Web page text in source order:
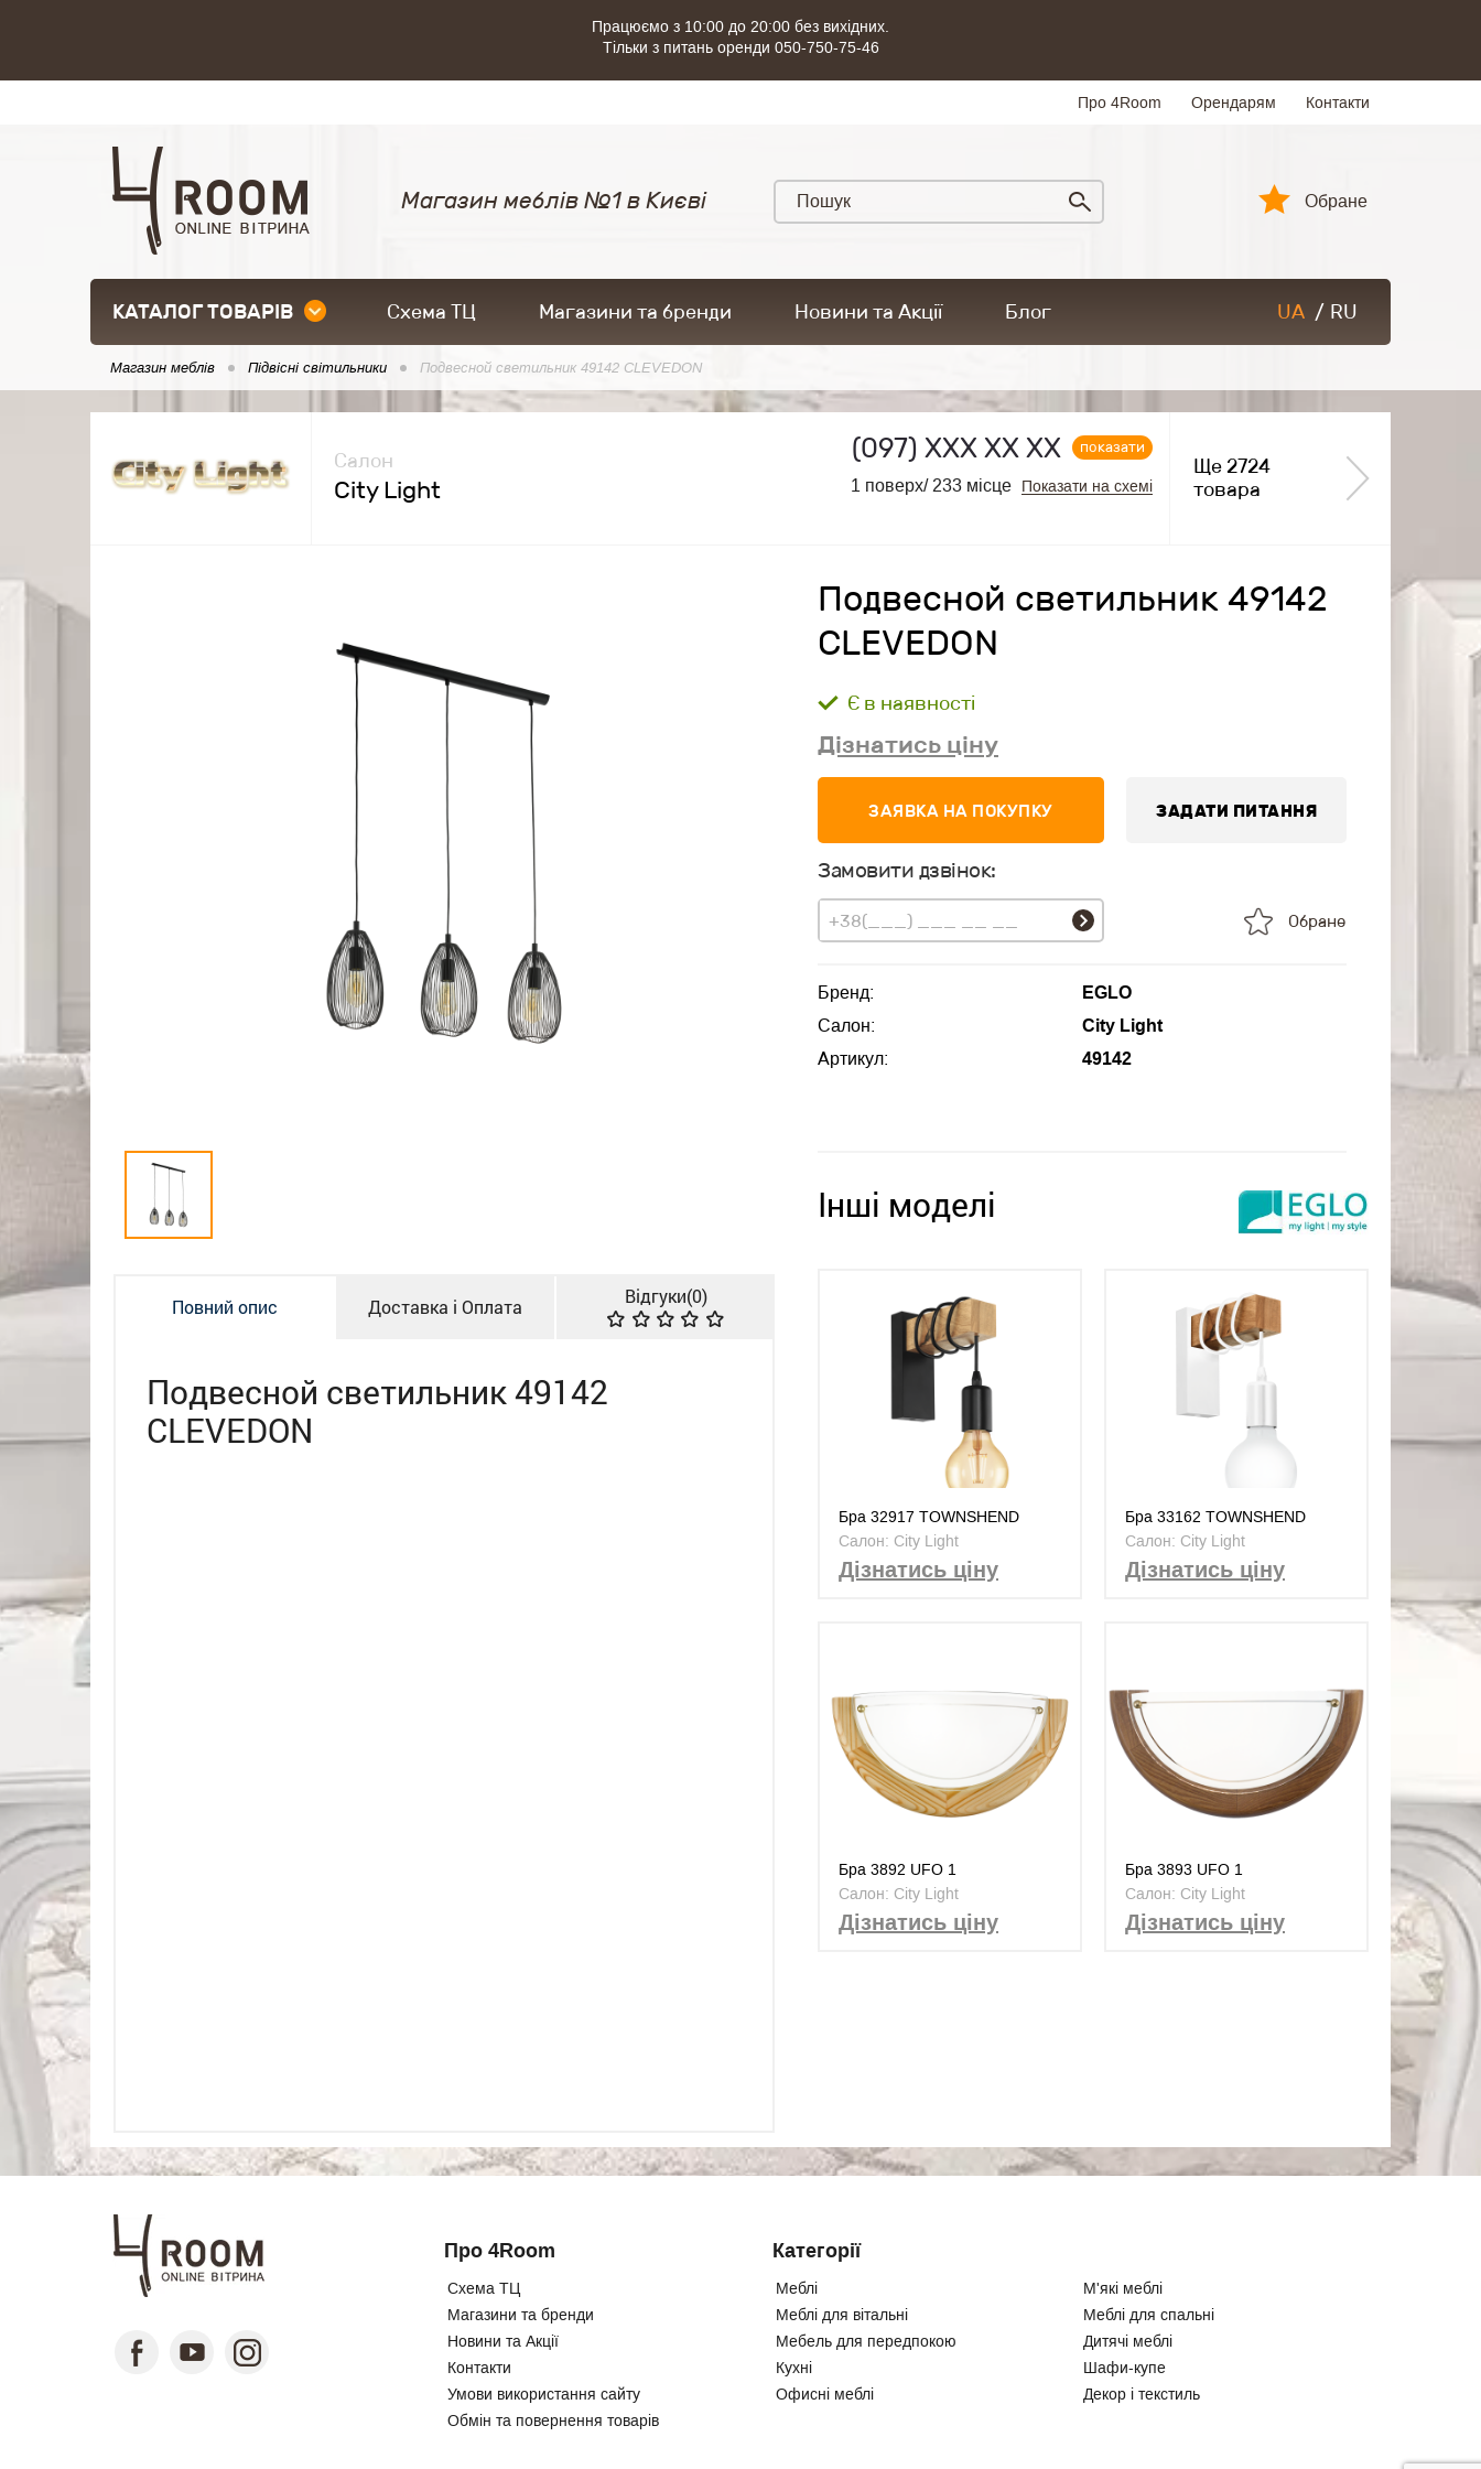
Працюємо з 10:00 до 20:00 без вихідних.
Тільки з питань оренди 050-750-75-46
Про 4Room Орендарям Контакти
Магазин меблів №1 в Києві Обране
КАТАЛОГ ТОВАРІВ Схема ТЦ Магазини та бренди Новини та Акції Блог UA / RU
Магазин меблів Підвісні світильники Подвесной светильник 49142 CLEVEDON
Салон
City Light
(097) ХХХ ХХ ХХ показати
1 поверх/ 233 місце Показати на схемі
Ще 2724
товара
Повний опис Доставка і Оплата Відгуки(0)
Подвесной светильник 49142
CLEVEDON
Подвесной светильник 49142
CLEVEDON
Є в наявності
Дізнатись ціну
ЗАЯВКА НА ПОКУПКУ ЗАДАТИ ПИТАННЯ
Замовити дзвінок:
Обране
Бренд:
EGLO
Салон:
City Light
Артикул:
49142
Інші моделі
Бра 32917 TOWNSHEND
Салон: City Light
Дізнатись ціну
Бра 33162 TOWNSHEND
Салон: City Light
Дізнатись ціну
Бра 3892 UFO 1
Салон: City Light
Дізнатись ціну
Бра 3893 UFO 1
Салон: City Light
Дізнатись ціну
Про 4Room
Схема ТЦ
Магазини та бренди
Новини та Акції
Контакти
Умови використання сайту
Обмін та повернення товарів
Категорії
Меблі
М'які меблі
Меблі для вітальні
Меблі для спальні
Мебель для передпокою
Дитячі меблі
Кухні
Шафи-купе
Офисні меблі
Декор і текстиль